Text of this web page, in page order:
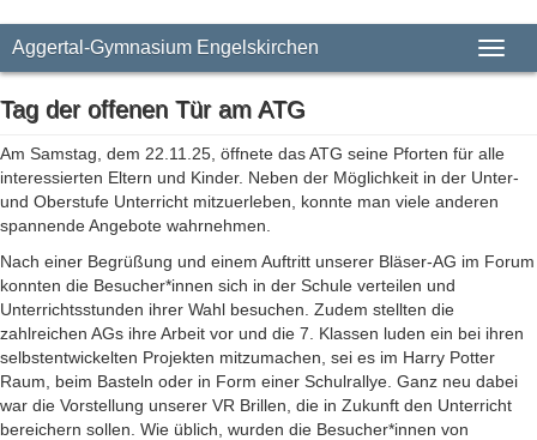
Aggertal-Gymnasium Engelskirchen
Tag der offenen Tür am ATG
Am Samstag, dem 22.11.25, öffnete das ATG seine Pforten für alle
interessierten Eltern und Kinder. Neben der Möglichkeit in der Unter-
und Oberstufe Unterricht mitzuerleben, konnte man viele anderen
spannende Angebote wahrnehmen.
Nach einer Begrüßung und einem Auftritt unserer Bläser-AG im Forum
konnten die Besucher*innen sich in der Schule verteilen und
Unterrichtsstunden ihrer Wahl besuchen. Zudem stellten die
zahlreichen AGs ihre Arbeit vor und die 7. Klassen luden ein bei ihren
selbstentwickelten Projekten mitzumachen, sei es im Harry Potter
Raum, beim Basteln oder in Form einer Schulrallye. Ganz neu dabei
war die Vorstellung unserer VR Brillen, die in Zukunft den Unterricht
bereichern sollen. Wie üblich, wurden die Besucher*innen von